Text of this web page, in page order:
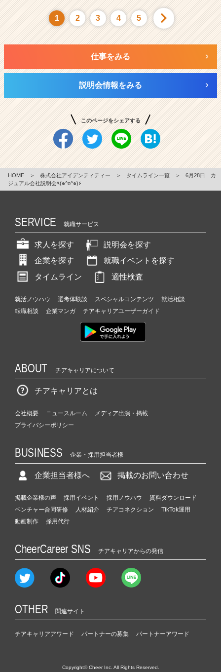
1 2 3 4 5
仕事をみる
説明会情報をみる
このページをシェアする
HOME ＞ 株式会社アイデンティティー ＞ タイムライン一覧 ＞
6月28日 カ
ジュアル会社説明会٩(๑^o^๑)۶
SERVICE 就職サービス
求人を探す
説明会を探す
企業を探す
就職イベントを探す
タイムライン
適性検査
就活ノウハウ 選考体験談 スペシャルコンテンツ
就活相談
転職相談
企業マンガ チアキャリアユーザーガイド
ABOUT チアキャリアについて
チアキャリアとは
会社概要 ニュースルーム
メディア出演・掲載
プライバシーポリシー
BUSINESS 企業・採用担当者様
企業担当者様へ 掲載のお問い合わせ
掲載企業様の声 採用イベント 採用ノウハウ
資料ダウンロード
ベンチャー合同研修
人材紹介 チアコネクション
TikTok運用
動画制作
採用代行
CheerCareer SNS チアキャリアからの発信
OTHER 関連サイト
チアキャリアアワード パートナーの募集 パートナーアワード
Copyright© Cheer Inc. All Rights Reserved.